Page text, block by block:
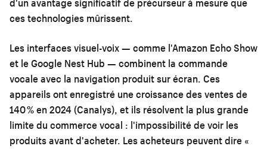
d'un avantage significatif de précurseur à mesure que
ces technologies mûrissent.
Les interfaces visuel-voix — comme l'Amazon Echo Show
et le Google Nest Hub — combinent la commande
vocale avec la navigation produit sur écran. Ces
appareils ont enregistré une croissance des ventes de
140 % en 2024 (Canalys), et ils résolvent la plus grande
limite du commerce vocal : l'impossibilité de voir les
produits avant d'acheter. Les acheteurs peuvent dire «